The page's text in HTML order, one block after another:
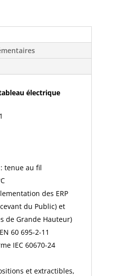
électrique
tenue au fil
des ERP
du Public) et
de Grande Hauteur)
60 695-2-11
IEC 60670-24
et extractibles,